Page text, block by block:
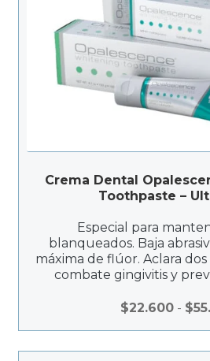
Crema Dental
Toothpaste –
Especial para
blanqueados. Baja
máxima de flúor. Aclara
combate gingivitis y
$22.600 - $